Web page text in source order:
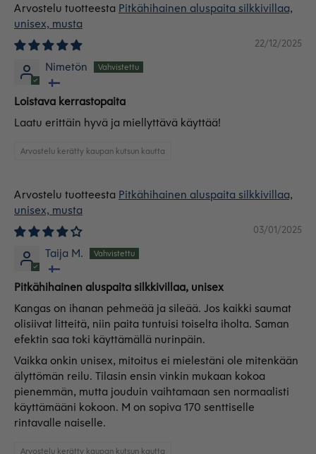
Pitkähihainen aluspaita silkkivillaa,
unisex, musta
22/12/2025
Nimetön
Loistava kerrastopaita
Laatu erittäin hyvä ja miellyttävä käyttää!
Arvostelu kerätty kaupan kutsun kautta
Pitkähihainen aluspaita silkkivillaa,
unisex, musta
03/01/2025
Taija M.
Pitkähihainen aluspaita silkkivillaa, unisex
Kangas on ihanan pehmeää ja sileää. Jos kaikki saumat
olisiivat litteitä, niin paita tuntuisi toiselta iholta. Saman
efektin saa toki käyttämällä nurinpäin.
Vaikka onkin unisex, mitoitus ei mielestäni ole mitenkään
älyttömän reilu. Tilasin ensin vinkin mukaan kokoa
pienemmän, mutta jouduin vaihtamaan sen normaalisti
käyttämääni kokoon. M on sopiva 170 senttiselle
rintavalle naiselle.
Arvostelu kerätty kaupan kutsun kautta